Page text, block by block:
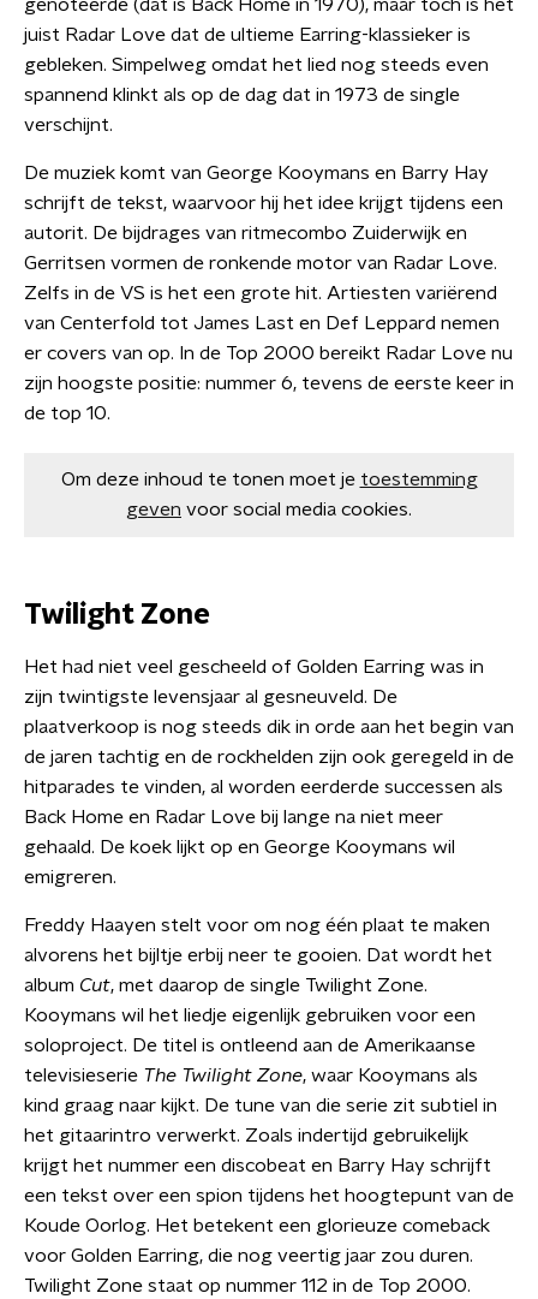
genoteerde (dat is Back Home in 1970), maar toch is het
juist Radar Love dat de ultieme Earring-klassieker is
gebleken. Simpelweg omdat het lied nog steeds even
spannend klinkt als op de dag dat in 1973 de single
verschijnt.
De muziek komt van George Kooymans en Barry Hay
schrijft de tekst, waarvoor hij het idee krijgt tijdens een
autorit. De bijdrages van ritmecombo Zuiderwijk en
Gerritsen vormen de ronkende motor van Radar Love.
Zelfs in de VS is het een grote hit. Artiesten variërend
van Centerfold tot James Last en Def Leppard nemen
er covers van op. In de Top 2000 bereikt Radar Love nu
zijn hoogste positie: nummer 6, tevens de eerste keer in
de top 10.
Om deze inhoud te tonen moet je toestemming
geven voor social media cookies.
Twilight Zone
Het had niet veel gescheeld of Golden Earring was in
zijn twintigste levensjaar al gesneuveld. De
plaatverkoop is nog steeds dik in orde aan het begin van
de jaren tachtig en de rockhelden zijn ook geregeld in de
hitparades te vinden, al worden eerderde successen als
Back Home en Radar Love bij lange na niet meer
gehaald. De koek lijkt op en George Kooymans wil
emigreren.
Freddy Haayen stelt voor om nog één plaat te maken
alvorens het bijltje erbij neer te gooien. Dat wordt het
album Cut, met daarop de single Twilight Zone.
Kooymans wil het liedje eigenlijk gebruiken voor een
soloproject. De titel is ontleend aan de Amerikaanse
televisieserie The Twilight Zone, waar Kooymans als
kind graag naar kijkt. De tune van die serie zit subtiel in
het gitaarintro verwerkt. Zoals indertijd gebruikelijk
krijgt het nummer een discobeat en Barry Hay schrijft
een tekst over een spion tijdens het hoogtepunt van de
Koude Oorlog. Het betekent een glorieuze comeback
voor Golden Earring, die nog veertig jaar zou duren.
Twilight Zone staat op nummer 112 in de Top 2000.